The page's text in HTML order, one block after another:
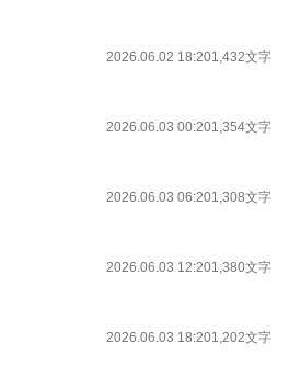
2026.06.02 18:201,432文字
2026.06.03 00:201,354文字
2026.06.03 06:201,308文字
2026.06.03 12:201,380文字
2026.06.03 18:201,202文字